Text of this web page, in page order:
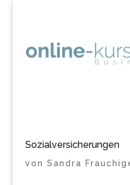
Sozialversicherungen
von Sandra